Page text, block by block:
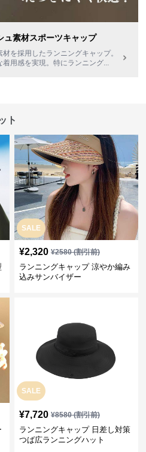
素材スポーツキャップ
を採用したランニングキャップ。
用感を実現。特にランニング
ト
SALE
¥2,320 ¥2580(割引前)
ランニングキャップ 涼やか編み
込みサンバイザー
SALE
¥7,720 ¥8580(割引前)
ランニングキャップ 日差し対策
つば広ランニングハット